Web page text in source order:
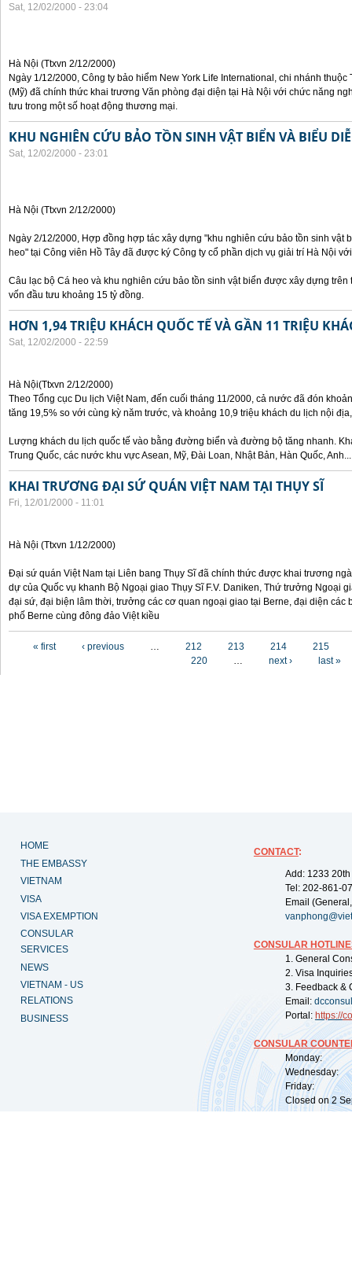
Sat, 12/02/2000 - 23:04
Hà Nội (Ttxvn 2/12/2000)
Ngày 1/12/2000, Công ty bảo hiểm New York Life International, chi nhánh
(Mỹ) đã chính thức khai trương Văn phòng đại diện tại Hà Nội với chức năng
tưu trong một số hoạt động thương mại.
KHU NGHIÊN CỨU BẢO TỒN SINH VẬT BIỂN VÀ BIỂU
Sat, 12/02/2000 - 23:01
Hà Nội (Ttxvn 2/12/2000)
Ngày 2/12/2000, Hợp đồng hợp tác xây dựng "khu nghiên cứu bảo tồn sinh vật
heo" tại Công viên Hồ Tây đã được ký Công ty cổ phần dịch vụ giải trí Hà Nội
Câu lạc bộ Cá heo và khu nghiên cứu bảo tồn sinh vật biển được xây dựng
vốn đầu tưu khoảng 15 tỷ đồng.
HƠN 1,94 TRIỆU KHÁCH QUỐC TẾ VÀ GẦN 11 TRIỆU
Sat, 12/02/2000 - 22:59
Hà Nội(Ttxvn 2/12/2000)
Theo Tổng cục Du lịch Việt Nam, đến cuối tháng 11/2000, cả nước đã đón
tăng 19,5% so với cùng kỳ năm trước, và khoảng 10,9 triệu khách du lịch nội
Lượng khách du lịch quốc tế vào bằng đường biển và đường bộ tăng nhanh.
Trung Quốc, các nước khu vực Asean, Mỹ, Đài Loan, Nhật Bản, Hàn Quốc, Anh...
KHAI TRƯƠNG ĐẠI SỨ QUÁN VIỆT NAM TẠI THỤY SĨ
Fri, 12/01/2000 - 11:01
Hà Nội (Ttxvn 1/12/2000)
Đại sứ quán Việt Nam tại Liên bang Thụy Sĩ đã chính thức được khai trương
dự của Quốc vụ khanh Bộ Ngoại giao Thụy Sĩ F.V. Daniken, Thứ trưởng Ngoại
đại sứ, đại biện lâm thời, trưởng các cơ quan ngoại giao tại Berne, đại diện các
phố Berne cùng đông đảo Việt kiều
« first ‹ previous … 212 213 214
215
220
… next › last »
HOME
THE EMBASSY
VIETNAM
VISA
VISA EXEMPTION
CONSULAR
SERVICES
NEWS
VIETNAM - US
RELATIONS
BUSINESS
CONTACT:
Add: 1233
Tel: 202-861-
Email
CONSULAR
1. General
2. Visa
3. Feedback &
Email:
Portal: https://
CONSULAR
Monday:
Wednesday:
Friday:
Closed on 2